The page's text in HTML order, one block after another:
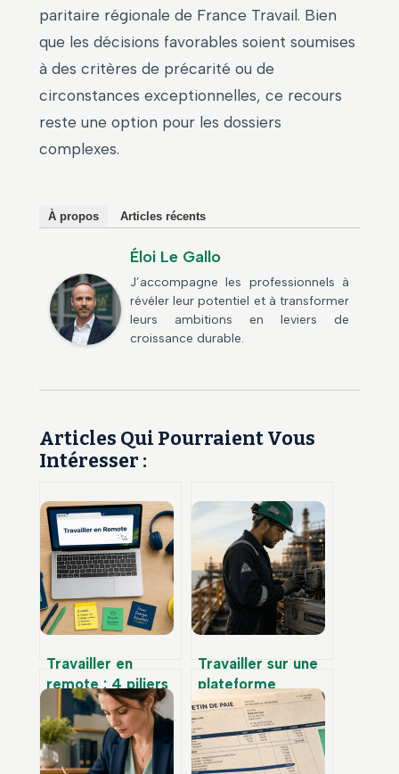
paritaire régionale de France Travail. Bien
que les décisions favorables soient soumises
à des critères de précarité ou de
circonstances exceptionnelles, ce recours
reste une option pour les dossiers
complexes.
À propos Articles récents
Éloi Le Gallo
J’accompagne les professionnels à
révéler leur potentiel et à transformer
leurs ambitions en leviers de
croissance durable.
Articles Qui Pourraient Vous
Intéresser :
Travailler en
remote : 4 piliers
pour réussir sa
transition vers une
liberté
géographique
Travailler sur une
plateforme
pétrolière à
l’étranger :
eldorado financier
ou sacrifice